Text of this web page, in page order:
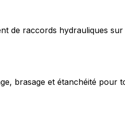
de raccords hydrauliques
brasage et étanchéité pour